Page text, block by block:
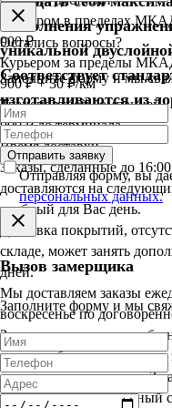
выполнения
уникальной
Соответствует
изготавливаются из
Курьером в пределах
900 ₽
Курьером за пределы
900 ₽ + 30 ₽/км
Транспортной компанией
900 ₽ до терминала
Время доставки
Заказы, сделанные до
доставляются на
удобный для Вас день.
Доставка покрытий,
складе, может занять
дней.
Мы доставляем заказы
воскресенье по
Заказы, оплаченные по
перевод, банковская
доставляются в срок до 3
оплаты на наш расчётный
Остались вопросы?
Заполните форму и мы
Отправить заявку
Отправляя форму, вы
персональных данных.
Вызов замерщика
Заполните форму и мы